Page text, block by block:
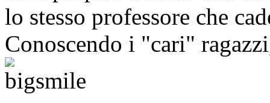
lo stesso professore che
Conoscendo i "cari"